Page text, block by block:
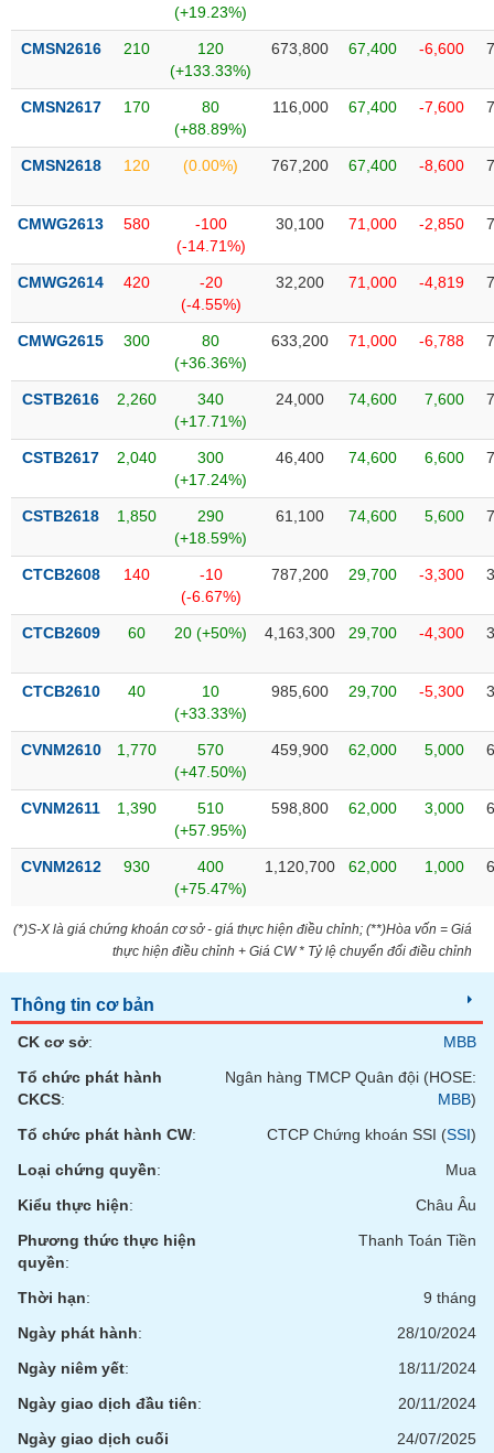
(+19.23%)
CMSN2616 210
120
(+133.33%)
673,800 67,400 -6,600
CMSN2617 170
80
(+88.89%)
116,000 67,400 -7,600
CMSN2618 120 (0.00%) 767,200 67,400 -8,600
CMWG2613 580
-100
(-14.71%)
30,100 71,000 -2,850
CMWG2614 420
-20
(-4.55%)
32,200 71,000 -4,819
CMWG2615 300
80
(+36.36%)
633,200 71,000 -6,788
CSTB2616 2,260
340
(+17.71%)
24,000 74,600 7,600
CSTB2617 2,040
300
(+17.24%)
46,400 74,600 6,600
CSTB2618 1,850
290
(+18.59%)
61,100 74,600 5,600
CTCB2608 140
-10
(-6.67%)
787,200 29,700 -3,300
CTCB2609 60 20 (+50%) 4,163,300 29,700 -4,300
CTCB2610 40
10
(+33.33%)
985,600 29,700 -5,300
CVNM2610 1,770
570
(+47.50%)
459,900 62,000 5,000
CVNM2611 1,390
510
(+57.95%)
598,800 62,000 3,000
CVNM2612 930
400
(+75.47%)
1,120,700 62,000 1,000
(*)S-X là giá chứng khoán cơ sở - giá thực hiện điều chỉnh; (**)Hòa vốn = Giá
thực hiện điều chỉnh + Giá CW * Tỷ lệ chuyển đổi điều chỉnh
Thông tin cơ bản
CK cơ sở:
MBB
Tổ chức phát hành
CKCS:
Ngân hàng TMCP Quân đội (HOSE:
MBB)
Tổ chức phát hành CW: CTCP Chứng khoán SSI (SSI)
Loại chứng quyền:
Mua
Kiểu thực hiện:
Châu Âu
Phương thức thực hiện
quyền:
Thanh Toán Tiền
Thời hạn:
9 tháng
Ngày phát hành:
28/10/2024
Ngày niêm yết:
18/11/2024
Ngày giao dịch đầu tiên:
20/11/2024
Ngày giao dịch cuối
24/07/2025
Lãnh
đạo
Tất cả Người nội bộ Người liên quan Cổ đông lớn
Tin
(-)
Bài
tác
Báo
cáo
tích
(-)
Thuật
(-)
Dịch
vụ
Đào
tạo
tài
Công
cụ
tư
Truyền
thông
chính
Dữ
liệu